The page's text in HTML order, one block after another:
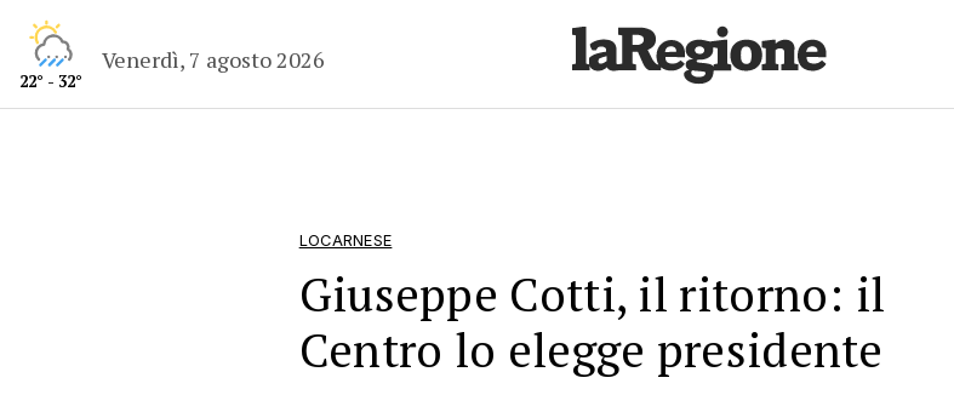
22° - 32°
Venerdì, 7 agosto 2026
LOCARNESE
Giuseppe Cotti, il ritorno: il
Centro lo elegge presidente